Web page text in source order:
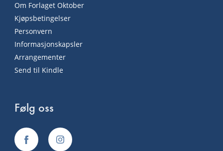
Om Forlaget Oktober
Kjøpsbetingelser
Personvern
Informasjonskapsler
Arrangementer
Send til Kindle
Følg oss